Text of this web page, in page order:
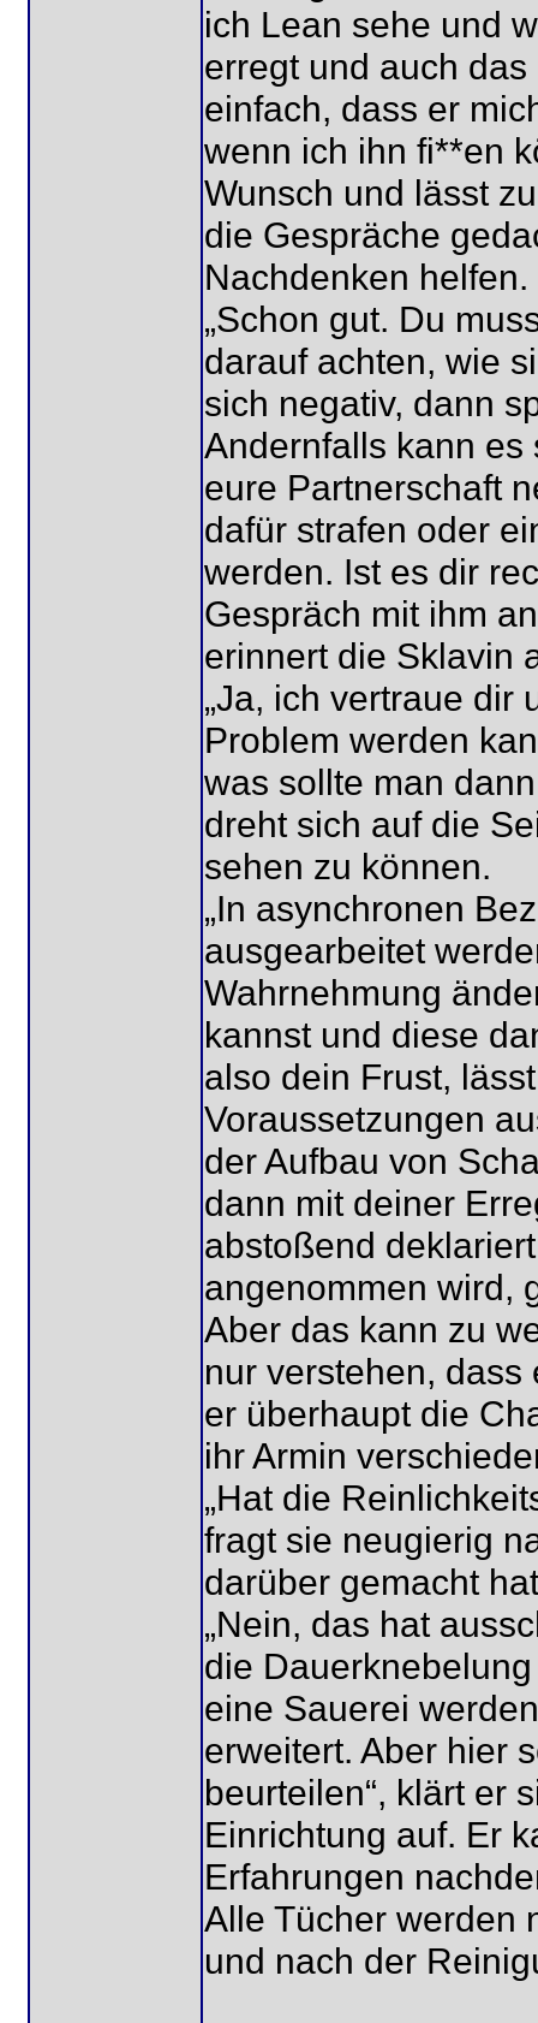
ich Lean sehe und
erregt und auch
einfach, dass er
wenn ich ihn fi**en
Wunsch und lässt
die Gespräche
Nachdenken helfen.
„Schon gut. Du
darauf achten, wie
sich negativ, dann
Andernfalls kann es
eure Partnerschaft
dafür strafen oder
werden. Ist es dir
Gespräch mit ihm
erinnert die Sklavin
„Ja, ich vertraue dir
Problem werden
was sollte man
dreht sich auf die
sehen zu können.
„In asynchronen
ausgearbeitet
Wahrnehmung
kannst und diese
also dein Frust,
Voraussetzungen
der Aufbau von
dann mit deiner
abstoßend
angenommen wird,
Aber das kann zu
nur verstehen,
er überhaupt die
ihr Armin
„Hat die
fragt sie neugierig
darüber gemacht
„Nein, das hat
die
eine Sauerei
erweitert. Aber hier
beurteilen“, klärt er
Einrichtung auf. Er
Erfahrungen
Alle Tücher werden
und nach der